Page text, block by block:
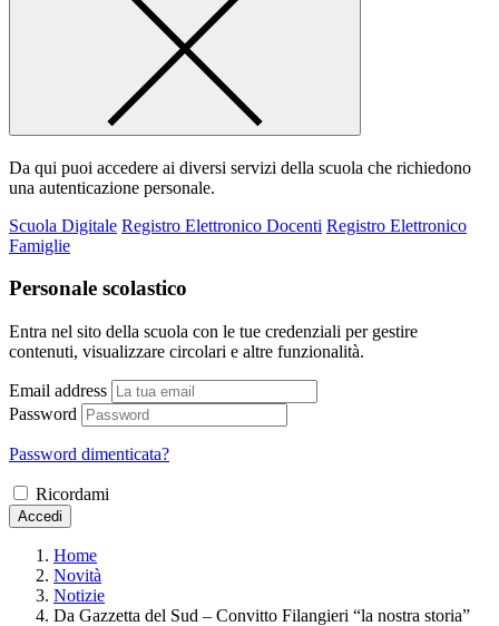
Da qui puoi accedere ai diversi servizi della scuola che richiedono
una autenticazione personale.
Scuola Digitale Registro Elettronico Docenti Registro Elettronico
Famiglie
Personale scolastico
Entra nel sito della scuola con le tue credenziali per gestire
contenuti, visualizzare circolari e altre funzionalità.
Email address
Password
Password dimenticata?
Ricordami
Accedi
Home
Novità
Notizie
Da Gazzetta del Sud – Convitto Filangieri “la nostra storia”